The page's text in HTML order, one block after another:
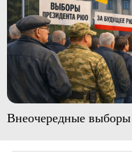
Внеочередные